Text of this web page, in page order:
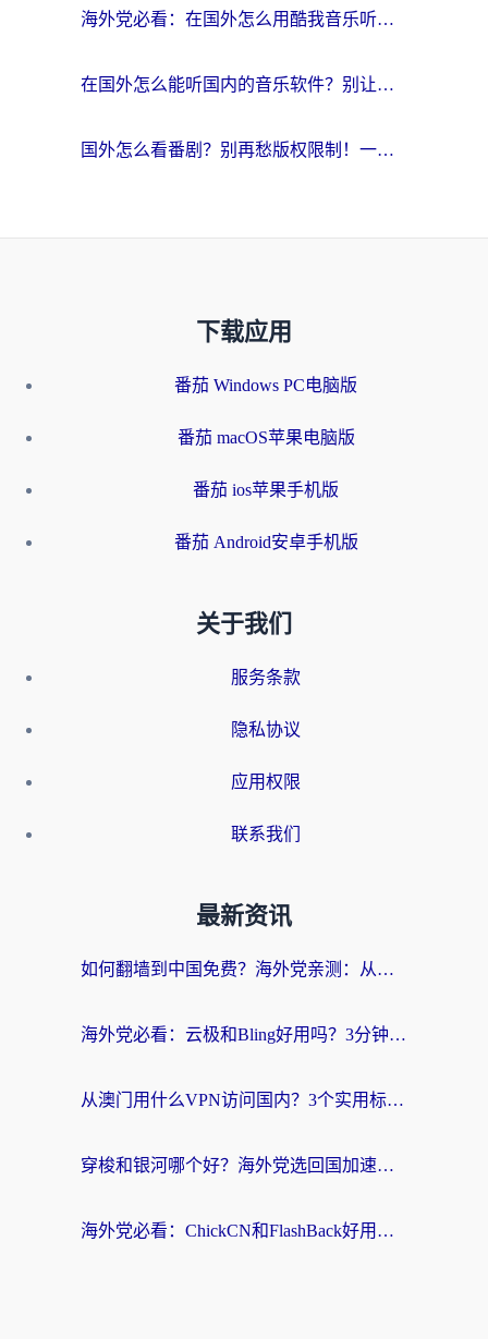
海外党必看：在国外怎么用酷我音乐听音乐？告别“地区不支持”的实用指南
在国外怎么能听国内的音乐软件？别让版权限制断了你的“中文歌单”
国外怎么看番剧？别再愁版权限制！一个工具解决所有回国追剧难题
下载应用
番茄 Windows PC电脑版
番茄 macOS苹果电脑版
番茄 ios苹果手机版
番茄 Android安卓手机版
关于我们
服务条款
隐私协议
应用权限
联系我们
最新资讯
如何翻墙到中国免费？海外党亲测：从踩坑到选对加速器的全攻略
海外党必看：云极和Bling好用吗？3分钟教你选对回国加速器
从澳门用什么VPN访问国内？3个实用标准帮你避开坑，无缝刷剧听歌
穿梭和银河哪个好？海外党选回国加速器的避坑指南，附番茄加速器实测体验
海外党必看：ChickCN和FlashBack好用吗？3招教你选对回国加速器（附云极、HomeCN、斧牛vs艾果对比）